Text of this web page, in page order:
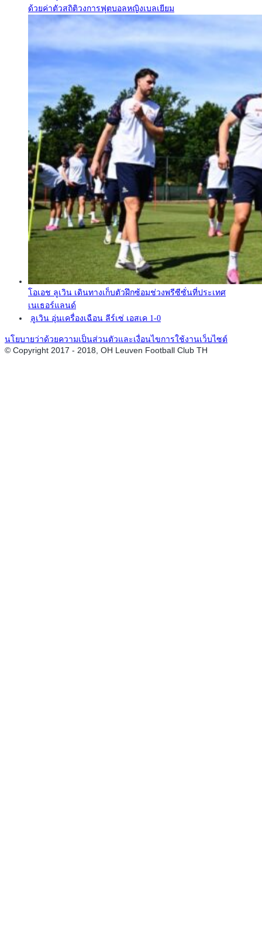
ด้วยค่าตัวสถิติวงการฟุตบอลหญิงเบลเยียม
โอเอช ลูเวิน เดินทางเก็บตัวฝึกซ้อมช่วงพรีซีซั่นที่ประเทศ
เนเธอร์แลนด์
ลูเวิน อุ่นเครื่องเฉือน ลีร์เซ่ เอสเค 1-0
นโยบายว่าด้วยความเป็นส่วนตัวและเงื่อนไขการใช้งานเว็บไซต์
© Copyright 2017 - 2018, OH Leuven Football Club TH